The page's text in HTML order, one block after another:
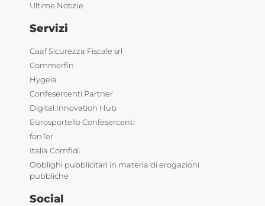
Ultime Notizie
Servizi
Caaf Sicurezza Fiscale srl
Commerfin
Hygeia
Confesercenti Partner
Digital Innovation Hub
Eurosportello Confesercenti
fonTer
Italia Comfidi
Obblighi pubblicitari in materia di erogazioni
pubbliche
Social